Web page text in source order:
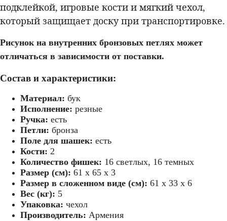
подклейкой, игровые кости и мягкий чехол,
который защищает доску при транспортировке.
Рисунок на внутренних бронзовых петлях может
отличаться в зависимости от поставки.
Состав и характеристики:
Материал: бук
Исполнение: резные
Ручка: есть
Петли: бронза
Поле для шашек: есть
Кости: 2
Количество фишек: 16 светлых, 16 темных
Размер (см): 61 х 65 х 3
Размер в сложенном виде (см): 61 х 33 х 6
Вес (кг): 5
Упаковка: чехол
Производитель: Армения